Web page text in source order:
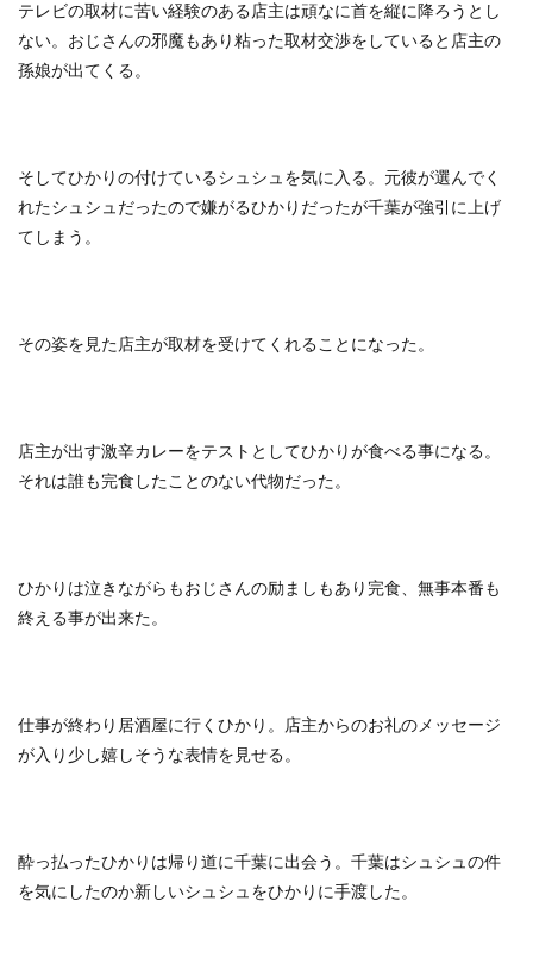
テレビの取材に苦い経験のある店主は頑なに首を縦に降ろうとし
ない。おじさんの邪魔もあり粘った取材交渉をしていると店主の
孫娘が出てくる。
そしてひかりの付けているシュシュを気に入る。元彼が選んでく
れたシュシュだったので嫌がるひかりだったが千葉が強引に上げ
てしまう。
その姿を見た店主が取材を受けてくれることになった。
店主が出す激辛カレーをテストとしてひかりが食べる事になる。
それは誰も完食したことのない代物だった。
ひかりは泣きながらもおじさんの励ましもあり完食、無事本番も
終える事が出来た。
仕事が終わり居酒屋に行くひかり。店主からのお礼のメッセージ
が入り少し嬉しそうな表情を見せる。
酔っ払ったひかりは帰り道に千葉に出会う。千葉はシュシュの件
を気にしたのか新しいシュシュをひかりに手渡した。